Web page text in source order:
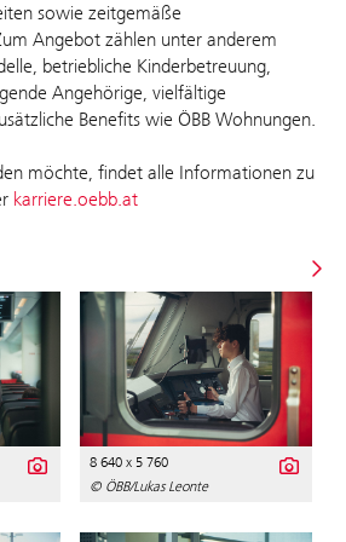
sowie zeitgemäße
Angebot zählen unter anderem
betriebliche Kinderbetreuung,
Angehörige, vielfältige
Benefits wie ÖBB Wohnungen.
möchte, findet alle Informationen zu
karriere.oebb.at
8 640 x 5 760
© ÖBB/Lukas Leonte